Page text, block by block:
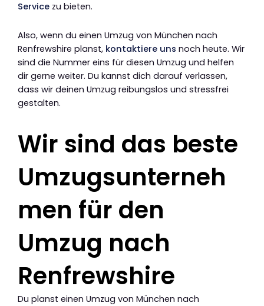
Service zu bieten.
Also, wenn du einen Umzug von München nach
Renfrewshire planst, kontaktiere uns noch heute. Wir
sind die Nummer eins für diesen Umzug und helfen
dir gerne weiter. Du kannst dich darauf verlassen,
dass wir deinen Umzug reibungslos und stressfrei
gestalten.
Wir sind das beste
Umzugsunterneh
men für den
Umzug nach
Renfrewshire
Du planst einen Umzug von München nach